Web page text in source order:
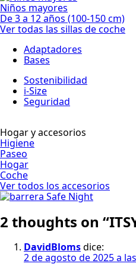
Niños mayores
De 3 a 12 años (100-150 cm)
Ver todas las sillas de coche
Adaptadores
Bases
Sostenibilidad
i-Size
Seguridad
Hogar y accesorios
Higiene
Paseo
Hogar
Coche
Ver todos los accesorios
2 thoughts on “
DavidBlomsdice:
2 de agosto de 2025 a